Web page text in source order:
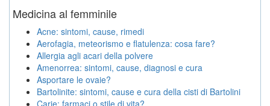
Medicina al femminile
Acne: sintomi, cause, rimedi
Aerofagia, meteorismo e flatulenza: cosa fare?
Allergia agli acari della polvere
Amenorrea: sintomi, cause, diagnosi e cura
Asportare le ovaie?
Bartolinite: sintomi, cause e cura della cisti di Bartolini
Carie: farmaci o stile di vita?